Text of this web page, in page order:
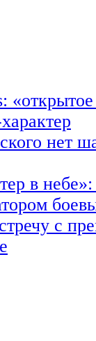
нет
в
с